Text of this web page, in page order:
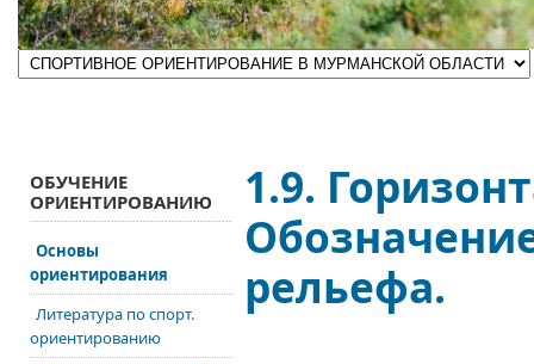
1.9.
рельефа.
ОБУЧЕНИЕ
ОРИЕНТИРОВАНИЮ
Основы
ориентирования
Литература по спорт.
ориентированию